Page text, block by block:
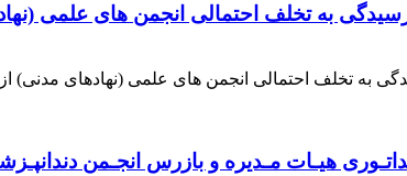
به تخلف احتمالی انجمن های علمی
به تخلف احتمالی انجمن های علمی (نهادهای مدنی)
هیـات مـدیره و بازرس انجـمن